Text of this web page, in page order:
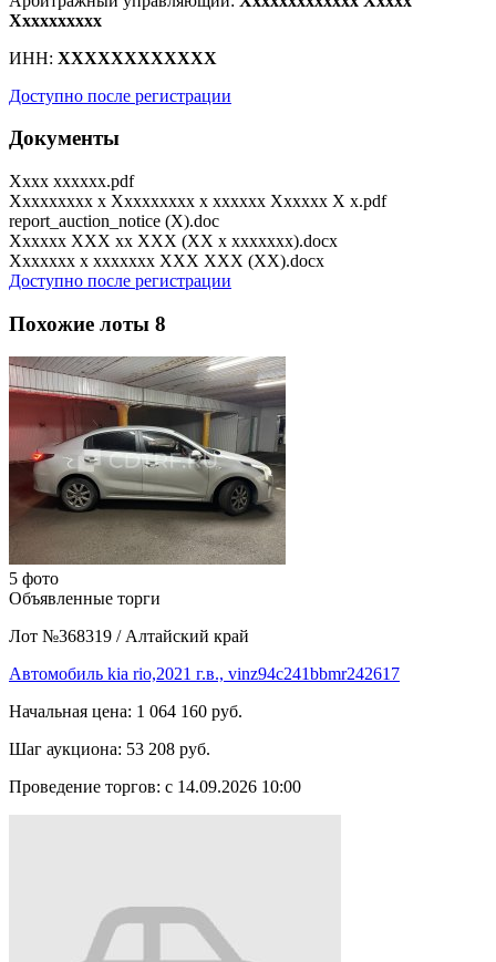
Xxxxxxxxxx
ИНН: XXXXXXXXXXXX
Доступно после регистрации
Документы
Xxxx xxxxxx.pdf
Xxxxxxxxx x Xxxxxxxxx x xxxxxx Xxxxxx X x.pdf
report_auction_notice (X).doc
Xxxxxx XXX xx XXX (XX x xxxxxxx).docx
Xxxxxxx x xxxxxxx XXX XXX (XX).docx
Доступно после регистрации
Похожие лоты 8
5 фото
Объявленные торги
Лот №368319 / Алтайский край
Автомобиль kia rio,2021 г.в., vinz94c241bbmr242617
Начальная цена: 1 064 160 руб.
Шаг аукциона: 53 208 руб.
Проведение торгов: с 14.09.2026 10:00